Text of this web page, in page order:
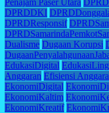
DPRDDKI
DPRDResponsif
Dualisme Dugaan Korupsi
EdukasiDigital
Anggaran Efisiensi
EkonomiDigital
EkonomiKaltim
EkonomiKreatif